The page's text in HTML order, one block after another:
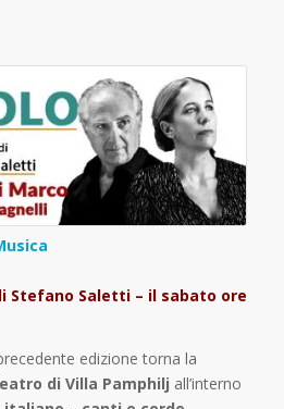
Stefano Saletti – il sabato ore
edizione torna la
di Villa Pamphilj all’interno